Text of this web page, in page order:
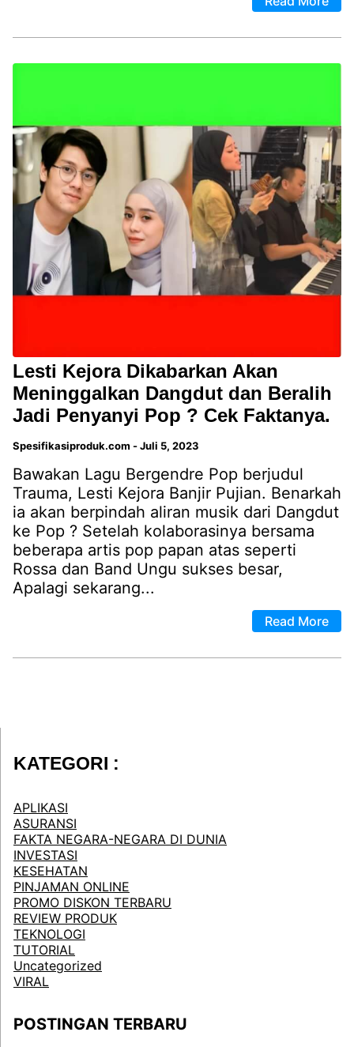
Lesti Kejora Dikabarkan Akan
Meninggalkan Dangdut dan Beralih
Jadi Penyanyi Pop ? Cek Faktanya.
Spesifikasiproduk.com -Juli 5, 2023
Bawakan Lagu Bergendre Pop berjudul
Trauma, Lesti Kejora Banjir Pujian. Benarkah
ia akan berpindah aliran musik dari Dangdut
ke Pop ? Setelah kolaborasinya bersama
beberapa artis pop papan atas seperti
Rossa dan Band Ungu sukses besar,
Apalagi sekarang...
Read More
KATEGORI :
APLIKASI
ASURANSI
FAKTA NEGARA-NEGARA DI DUNIA
INVESTASI
KESEHATAN
PINJAMAN ONLINE
PROMO DISKON TERBARU
REVIEW PRODUK
TEKNOLOGI
TUTORIAL
Uncategorized
VIRAL
POSTINGAN TERBARU